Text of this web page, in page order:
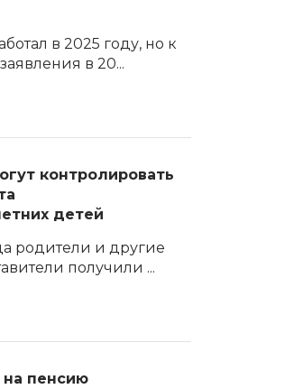
в 2025 году, но к
в 20...
контролировать
детей
родители и другие
получили ...
пенсию